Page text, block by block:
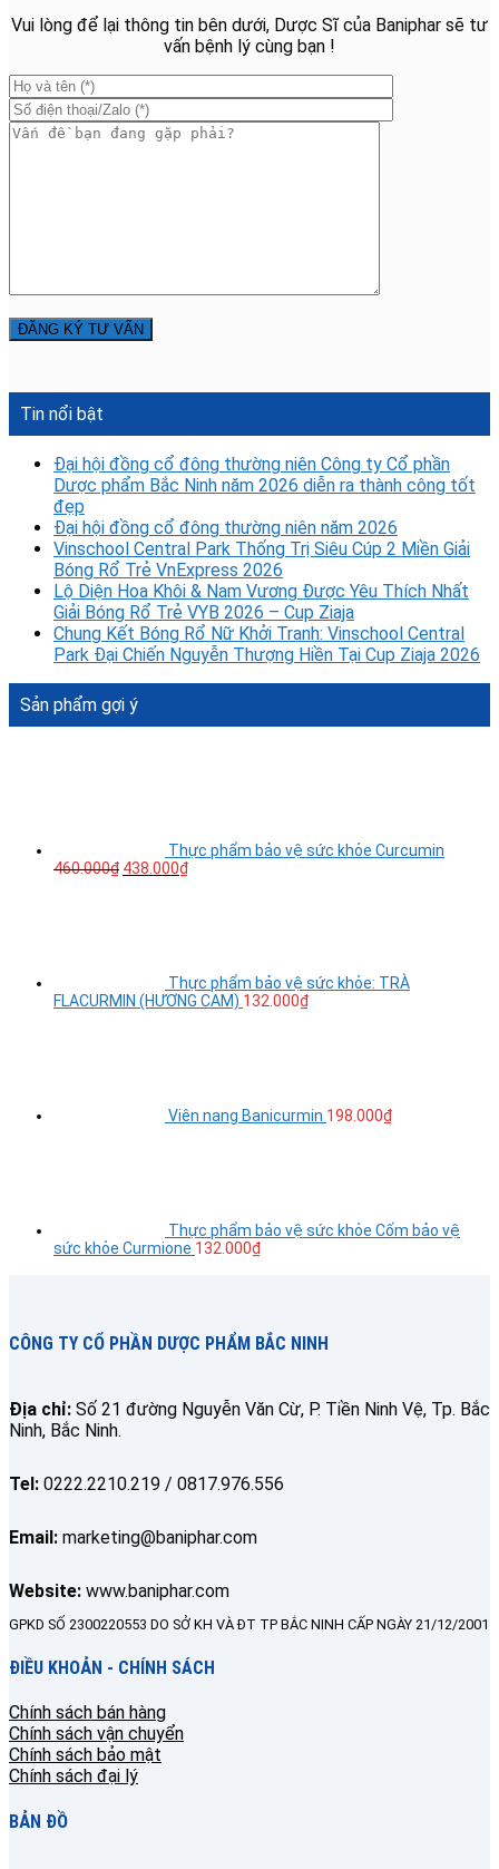
Vui lòng để lại thông tin bên dưới, Dược Sĩ của Baniphar sẽ tư
vấn bệnh lý cùng bạn !
Tin nổi bật
Đại hội đồng cổ đông thường niên Công ty Cổ phần
Dược phẩm Bắc Ninh năm 2026 diễn ra thành công tốt
đẹp
Đại hội đồng cổ đông thường niên năm 2026
Vinschool Central Park Thống Trị Siêu Cúp 2 Miền Giải
Bóng Rổ Trẻ VnExpress 2026
Lộ Diện Hoa Khôi & Nam Vương Được Yêu Thích Nhất
Giải Bóng Rổ Trẻ VYB 2026 – Cup Ziaja
Chung Kết Bóng Rổ Nữ Khởi Tranh: Vinschool Central
Park Đại Chiến Nguyễn Thượng Hiền Tại Cup Ziaja 2026
Sản phẩm gợi ý
Thực phẩm bảo vệ sức khỏe Curcumin
460.000₫ 438.000₫
Thực phẩm bảo vệ sức khỏe: TRÀ
FLACURMIN (HƯƠNG CAM) 132.000₫
Viên nang Banicurmin 198.000₫
Thực phẩm bảo vệ sức khỏe Cốm bảo vệ
sức khỏe Curmione 132.000₫
CÔNG TY CỔ PHẦN DƯỢC PHẨM BẮC NINH
Địa chỉ: Số 21 đường Nguyễn Văn Cừ, P. Tiền Ninh Vệ, Tp. Bắc
Ninh, Bắc Ninh.
Tel: 0222.2210.219 / 0817.976.556
Email: marketing@baniphar.com
Website: www.baniphar.com
GPKD SỐ 2300220553 DO SỞ KH VÀ ĐT TP BẮC NINH CẤP NGÀY 21/12/2001
ĐIỀU KHOẢN - CHÍNH SÁCH
Chính sách bán hàng
Chính sách vận chuyển
Chính sách bảo mật
Chính sách đại lý
BẢN ĐỒ